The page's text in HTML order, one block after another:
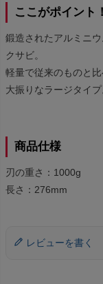
ここがポイント！
鍛造されたアルミニ
クサビ。
軽量で従来のものと比
大振りなラージタイプ
商品仕様
刃の重さ：1000g
長さ：276mm
レビューを書く